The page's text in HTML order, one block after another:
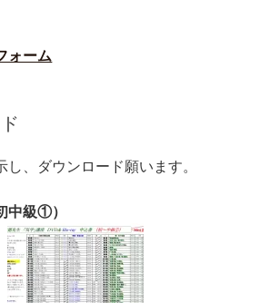
ォーム
、ダウンロード願います。
中級①）